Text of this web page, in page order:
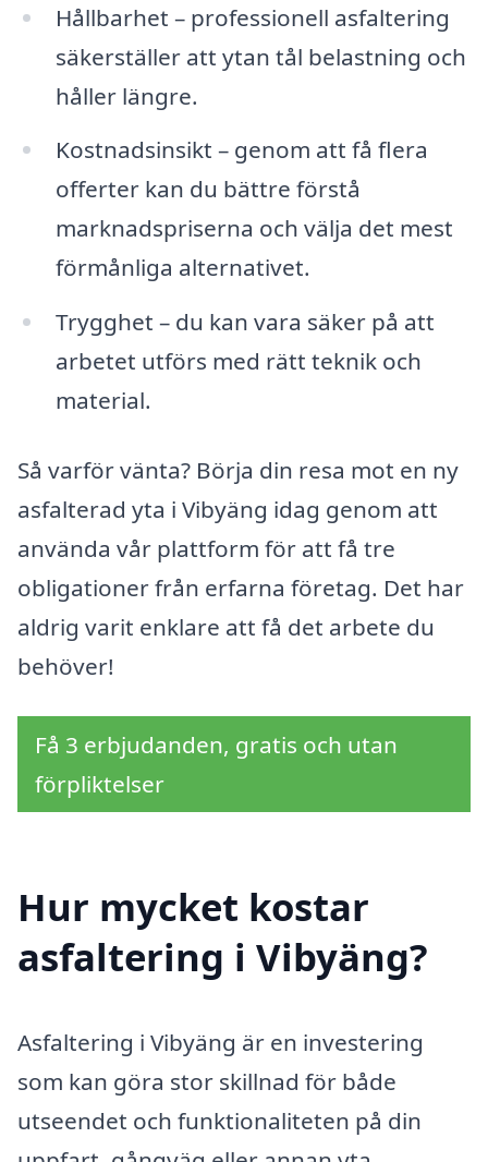
Hållbarhet – professionell asfaltering
säkerställer att ytan tål belastning och
håller längre.
Kostnadsinsikt – genom att få flera
offerter kan du bättre förstå
marknadspriserna och välja det mest
förmånliga alternativet.
Trygghet – du kan vara säker på att
arbetet utförs med rätt teknik och
material.
Så varför vänta? Börja din resa mot en ny
asfalterad yta i Vibyäng idag genom att
använda vår plattform för att få tre
obligationer från erfarna företag. Det har
aldrig varit enklare att få det arbete du
behöver!
Få 3 erbjudanden, gratis och utan
förpliktelser
Hur mycket kostar
asfaltering i Vibyäng?
Asfaltering i Vibyäng är en investering
som kan göra stor skillnad för både
utseendet och funktionaliteten på din